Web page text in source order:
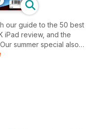
our guide to the 50 best
iPad review, and the
summer special also
the ultimate portable